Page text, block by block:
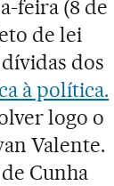
feira (8 de
de lei
dos
à política.
logo o
Valente.
Cunha